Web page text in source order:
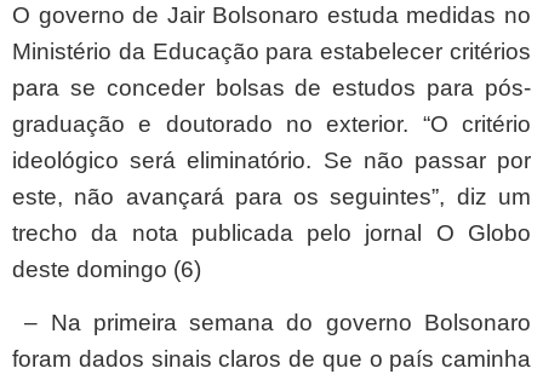
O governo de Jair Bolsonaro estuda medidas no
Ministério da Educação para estabelecer critérios
para se conceder bolsas de estudos para pós-
graduação e doutorado no exterior. “O critério
ideológico será eliminatório. Se não passar por
este, não avançará para os seguintes”, diz um
trecho da nota publicada pelo jornal O Globo
deste domingo (6)
– Na primeira semana do governo Bolsonaro
foram dados sinais claros de que o país caminha